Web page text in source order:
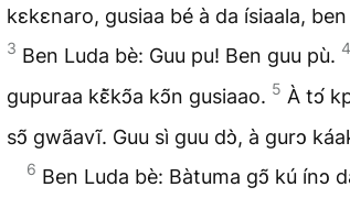
kɛkɛnaro, gusiaa bé à da ísiaala,
3 Ben Luda bè: Guu pu! Ben guu pù. 4
gupuraa kɛ̃̀kↄ̃a kↄ̃n gusiaao. 5 À tↄ́
sↄ̃ gwãavĩ. Guu sì guu dↄ̀, à gurↄ
6 Ben Luda bè: Bàtuma gↄ̃ kú ínↄ